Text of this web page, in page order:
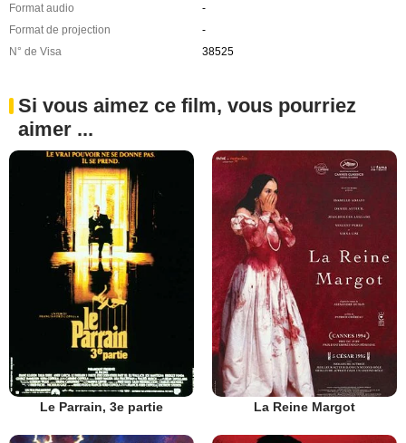
Format audio
-
Format de projection
-
N° de Visa
38525
Si vous aimez ce film, vous pourriez
aimer ...
Le Parrain, 3e partie La Reine Margot